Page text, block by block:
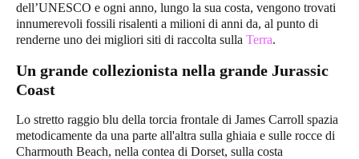
dell’UNESCO e ogni anno, lungo la sua costa, vengono trovati
innumerevoli fossili risalenti a milioni di anni da, al punto di
renderne uno dei migliori siti di raccolta sulla Terra.
Un grande collezionista nella grande Jurassic
Coast
Lo stretto raggio blu della torcia frontale di James Carroll spazia
metodicamente da una parte all'altra sulla ghiaia e sulle rocce di
Charmouth Beach, nella contea di Dorset, sulla costa